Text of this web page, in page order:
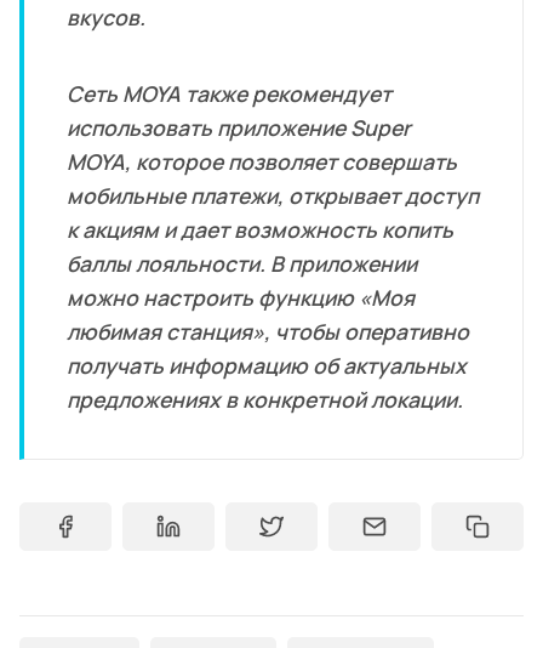
вкусов.
Сеть MOYA также рекомендует
использовать приложение Super
MOYA, которое позволяет совершать
мобильные платежи, открывает доступ
к акциям и дает возможность копить
баллы лояльности. В приложении
можно настроить функцию «Моя
любимая станция», чтобы оперативно
получать информацию об актуальных
предложениях в конкретной локации.